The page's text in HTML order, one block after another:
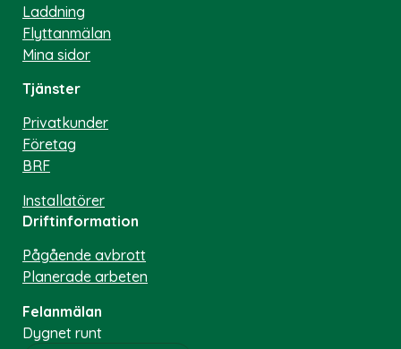
Laddning
Flyttanmälan
Mina sidor
Tjänster
Privatkunder
Företag
BRF
Installatörer
Driftinformation
Pågående avbrott
Planerade arbeten
Felanmälan
Dygnet runt